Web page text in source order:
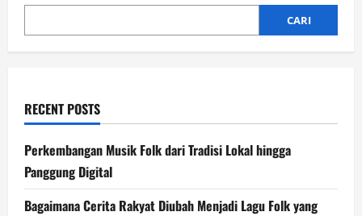
&
Budaya
CARI
RECENT POSTS
Perkembangan Musik Folk dari Tradisi Lokal hingga
Panggung Digital
Bagaimana Cerita Rakyat Diubah Menjadi Lagu Folk yang